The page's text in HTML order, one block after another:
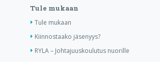
Tule mukaan
Tule mukaan
Kiinnostaako jäsenyys?
RYLA – Johtajuuskoulutus nuorille